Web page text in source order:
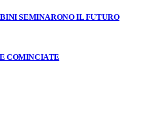
SEMINARONO IL FUTURO
COMINCIATE